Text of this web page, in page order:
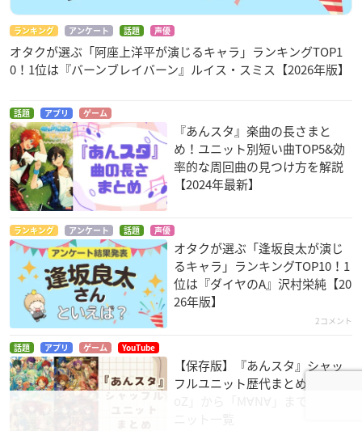
ランキング アンケート 話題 声優
オタクが選ぶ「阿座上洋平が演じるキャラ」ランキングTOP1
0！1位は『バーンブレイバーン』ルイス・スミス【2026年版】
話題 アプリ ゲーム
『あんスタ』楽曲の長さまと
め！ユニット別短い曲TOP5&効
率的な周回曲の見つけ方を解説
【2024年最新】
ランキング アンケート 話題 声優
オタクが選ぶ「逢坂良太が演じ
るキャラ」ランキングTOP10！1
位は『ダイヤのA』沢村栄純【20
26年版】
2コメント
話題 アプリ ゲーム YouTube
【保存版】『あんスタ』シャッ
フルユニット歴代まとめ！「√At